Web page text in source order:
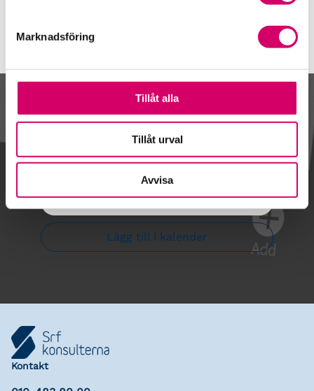
Marknadsföring
Tillåt alla
Tillåt urval
Avvisa
Kalendarium
Gå till kalendariet
Lägg till i kalender
Kontakt